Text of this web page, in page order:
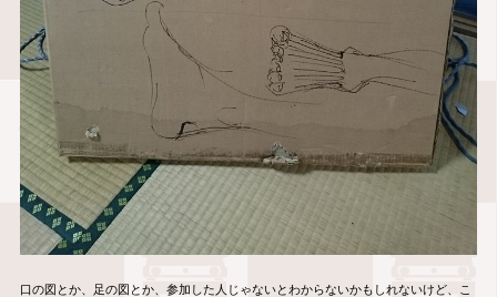
口の図とか、足の図とか、参加した人じゃないとわからないかもしれないけど、こ